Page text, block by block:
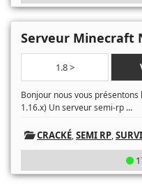
Serveur Minecraft
1.8 >
Bonjour nous vous
1.16.x) Un serveur semi-rp ...
CRACKÉ,SEMI RP,